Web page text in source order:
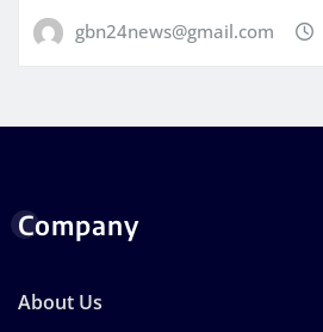
gbn24news@gmail.com
Company
About Us